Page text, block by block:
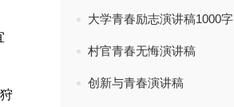
大学青春励志演讲稿1000字
村官青春无悔演讲稿
创新与青春演讲稿